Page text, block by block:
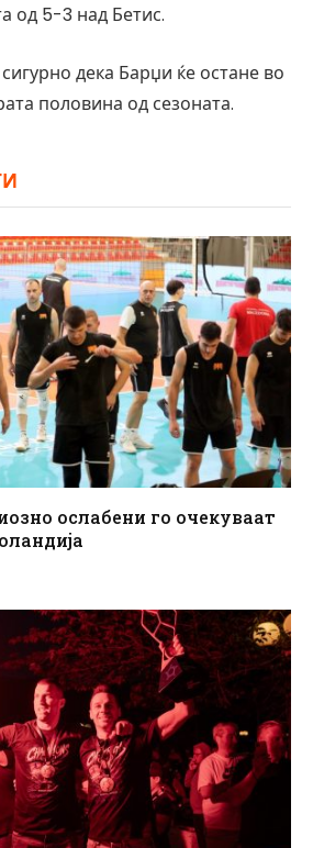
од 5-3 над Бетис.
дека Барџи ќе остане во
половина од сезоната.
ослабени го очекуваат